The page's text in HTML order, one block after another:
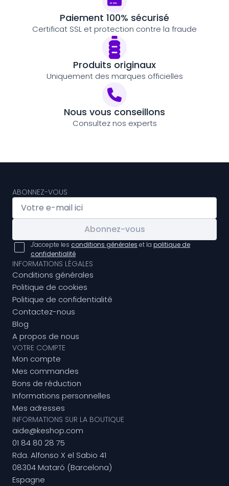
Paiement 100% sécurisé
Certificat SSL et protection contre la fraude
Produits originaux
Uniquement des marques officielles
Nous vous conseillons
Consultez nos experts
ABONNEZ-VOUS
Abonnez-vous
J'accepte les conditions générales et la politique de
confidentialité
INFORMATIONS LÉGALES
Conditions générales
Politique de cookies
Politique de confidentialité
Contactez-nous
Blog
A propos de nous
VOTRE COMPTE
Mon compte
Mes commandes
Bons de réduction
Informations personnelles
Mes adresses
INFORMATIONS SUR LA BOUTIQUE
aide@keshop.com
01 84 80 28 75
Rda. Alfonso X el Sabio 41
08304 Mataró (Barcelona)
Espagne